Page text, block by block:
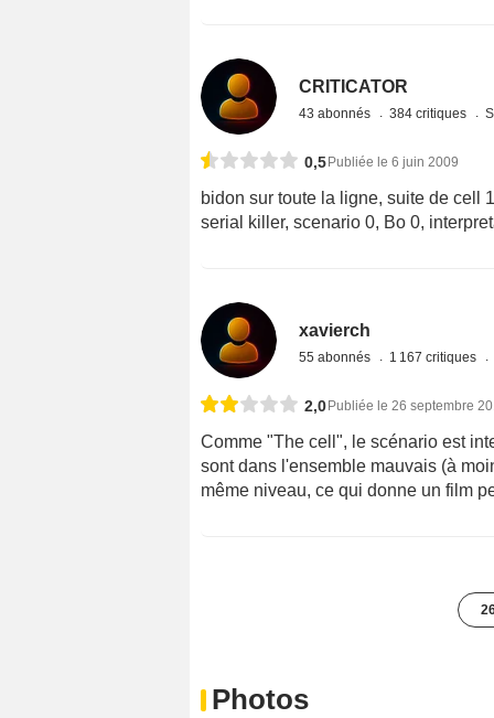
CRITICATOR
43 abonnés 384 critiques
0,5 Publiée le 6 juin 2009
bidon sur toute la ligne, suite de cell
serial killer, scenario 0, Bo 0,
xavierch
55 abonnés 1 167 critiques
2,0 Publiée le 26 septembre
Comme "The cell", le scénario est
sont dans l'ensemble mauvais (à
même niveau, ce qui donne un film
Photos